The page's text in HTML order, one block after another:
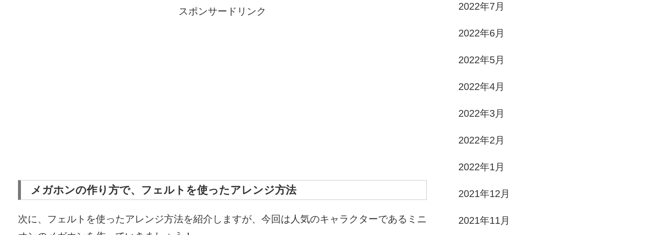
スポンサードリンク
メガホンの作り方で、フェルトを使ったアレンジ方法
次に、フェルトを使ったアレンジ方法を紹介しますが、今回は人気のキャラクターであるミニ
2022年7月
2022年6月
2022年5月
2022年4月
2022年3月
2022年2月
2022年1月
2021年12月
2021年11月